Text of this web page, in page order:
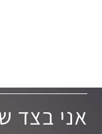
אני בצד